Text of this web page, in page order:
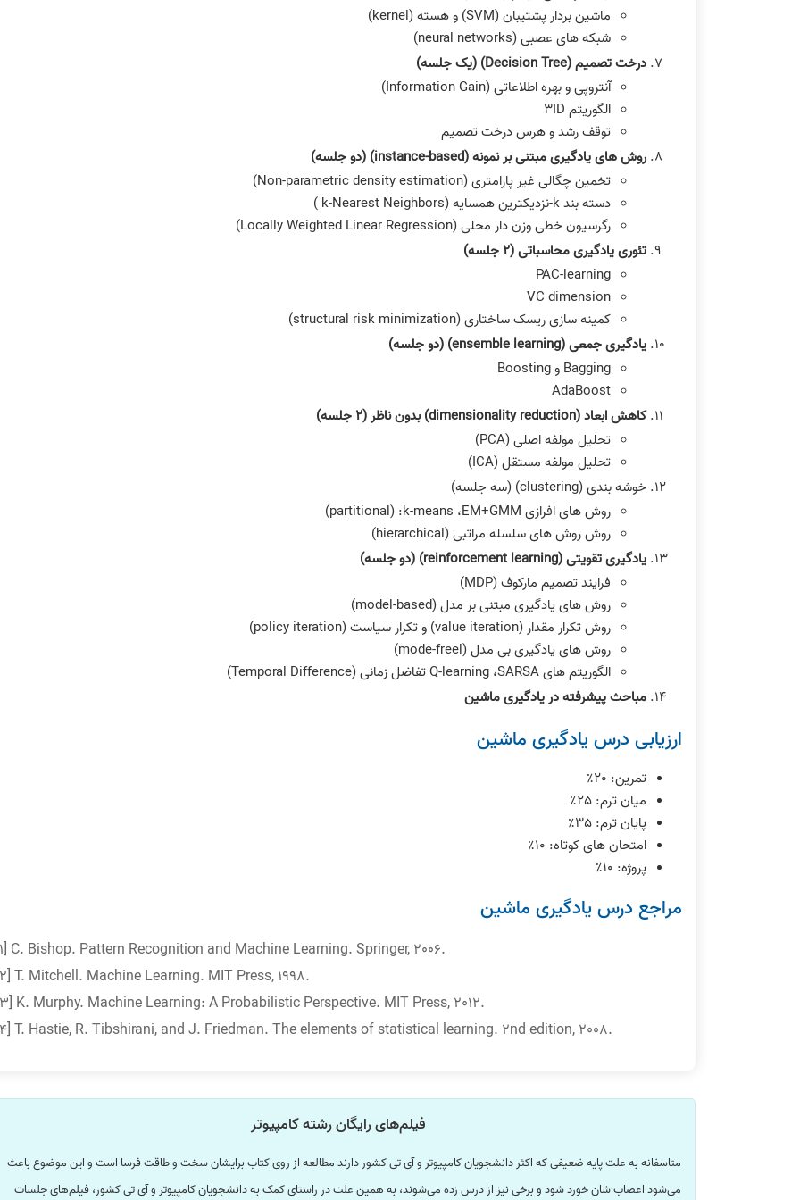
ماشین بردار پشتیبان (SVM) و هسته (kernel)
شبکه های عصبی (neural networks)
درخت تصمیم (Decision Tree) (یک جلسه)
آنتروپی و بهره اطلاعاتی (Information Gain)
الگوریتم ٣ID
توقف رشد و هرس درخت تصمیم
روش های یادگیری مبتنی بر نمونه (instance-based) (دو جلسه)
تخمین چگالی غیر پارامتری (Non-parametric density estimation)
دسته بند k‐نزدیکترین همسایه (k-Nearest Neighbors )
رگرسیون خطی وزن دار محلی (Locally Weighted Linear Regression)
تئوری یادگیری محاسباتی (٢ جلسه)
PAC-learning
VC dimension
کمینه سازی ریسک ساختاری (structural risk minimization)
یادگیری جمعی (ensemble learning) (دو جلسه)
Bagging و Boosting
AdaBoost
کاهش ابعاد (dimensionality reduction) بدون ناظر (٢ جلسه)
تحلیل مولفه اصلی (PCA)
تحلیل مولفه مستقل (ICA)
خوشه بندی (clustering) (سه جلسه)
روش های افرازی partitional) :k-means ،EM+GMM)
روش روش های سلسله مراتبی (hierarchical)
یادگیری تقویتی (reinforcement learning) (دو جلسه)
فرایند تصمیم مارکوف (MDP)
روش های یادگیری مبتنی بر مدل (model-based)
روش تکرار مقدار (value iteration) و تکرار سیاست (policy iteration)
روش های یادگیری بی مدل (mode-freel)
الگوریتم های Q-learning ،SARSA تفاضل زمانی (Temporal Difference)
مباحث پیشرفته در یادگیری ماشین
ارزیابی درس یادگیری ماشین
تمرین: ٢٠٪
میان ترم: ٢۵٪
پایان ترم: ٣۵٪
امتحان های کوتاه: ١٠٪
پروژه: ١٠٪
مراجع درس یادگیری ماشین
C. Bishop. Pattern Recognition and Machine Learning. Springer, 2006.
T. Mitchell. Machine Learning. MIT Press, 1998.
K. Murphy. Machine Learning: A Probabilistic Perspective. MIT Press, 2012.
T. Hastie, R. Tibshirani, and J. Friedman. The elements of statistical learning. 2nd edition, 2008.
فیلم‌های رایگان رشته کامپیوتر
متاسفانه به علت پایه ضعیفی که اکثر دانشجویان کامپیوتر و آی تی کشور دارند مطالعه از روی کتاب برایشان سخت و طاقت فرسا است و این موضوع باعث
می‌شود اعصاب شان خورد شود و برخی نیز از درس زده می‌شوند، به همین علت در راستای کمک به دانشجویان کامپیوتر و آی تی کشور، فیلم‌های جلسات